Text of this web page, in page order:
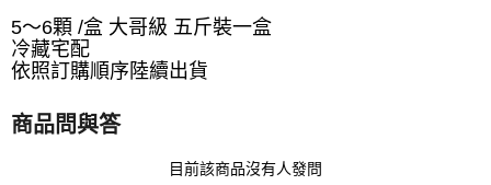
5～6顆 /盒 大哥級 五斤裝一盒
冷藏宅配
依照訂購順序陸續出貨
商品問與答
目前該商品沒有人發問